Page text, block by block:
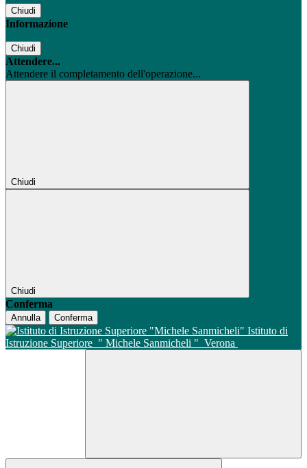
Chiudi
Informazione
Chiudi
Attendere...
Attendere il completamento dell'operazione...
Chiudi
Chiudi
Conferma
Annulla Conferma
Istituto di
Istruzione Superiore " Michele Sanmicheli " Verona